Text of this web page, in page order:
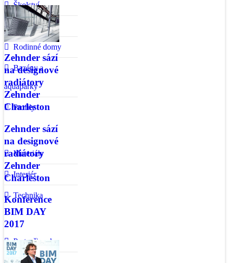
Školství
Zahraniční
Rodinné domy
Bazény a
aquaparky
Profily
Materiály
Interiér
Technika
Partneři webu
Zehnder sází
na designové
radiátory
Zehnder
Charleston
Zehnder sází
na designové
radiátory
Zehnder
Charleston
Konference
BIM DAY
2017